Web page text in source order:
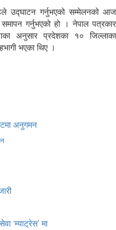
उद्घाटन गर्नुभएको सम्मेलनको आज
गर्नुभएको हो । नेपाल पत्रकार
अनुसार प्रदेशका १० जिल्लाका
भएका थिए ।